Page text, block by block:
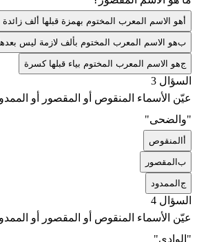
هو الاسم المعرب المختوم بهمزة قبلها ألف زائدة
بهو الاسم المعرب المختوم بألف لازمة ليس
جهو الاسم المعرب المختوم بياء قبلها كسرة
السؤال 3
عيّن الأسماء المنقوص أو المقصور أو
"والضحى"
المنقوص
بالمقصور
جالممدود
السؤال 4
عيّن الأسماء المنقوص أو المقصور أو
"الوادي"